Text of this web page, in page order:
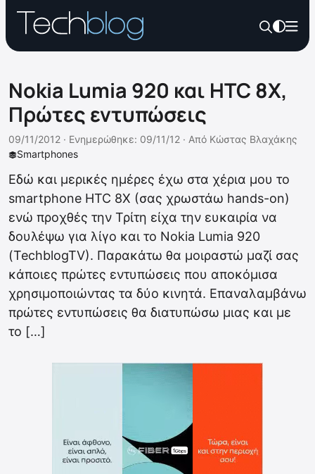
Nokia Lumia 920 και HTC 8X,
Πρώτες εντυπώσεις
Smartphones
09/11/2012 · Ενημερώθηκε: 09/11/12 · Από Κώστας Βλαχάκης
Εδώ και μερικές ημέρες έχω στα χέρια μου το
smartphone HTC 8X (σας χρωστάω hands-on)
ενώ προχθές την Τρίτη είχα την ευκαιρία να
δουλέψω για λίγο και το Nokia Lumia 920
(TechblogTV). Παρακάτω θα μοιραστώ μαζί σας
κάποιες πρώτες εντυπώσεις που αποκόμισα
χρησιμοποιώντας τα δύο κινητά. Επαναλαμβάνω
πρώτες εντυπώσεις θα διατυπώσω μιας και με
το […]